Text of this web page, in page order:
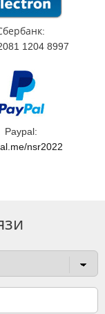
1204 8997
Paypal:
nsr2022